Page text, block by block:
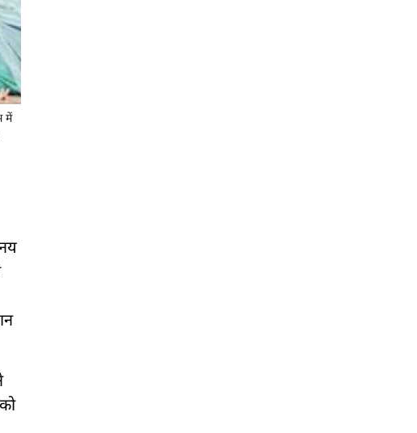
में